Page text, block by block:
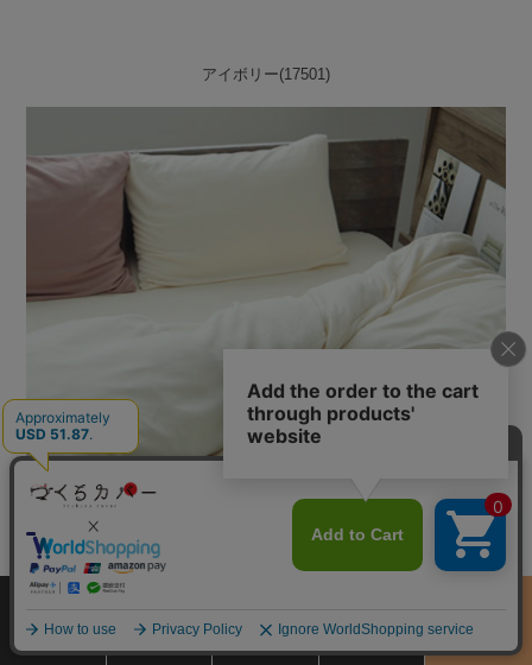
アイボリー(17501)
商品をさがす
サイズ
お買物ガイド カート